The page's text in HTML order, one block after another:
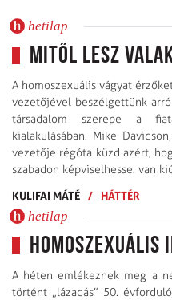
hetilap
Mitől lesz
A homoszexuális vágyat
vezetőjével beszélgettünk
társadalom szerepe a
kialakulásában. Mike
vezetője régóta küzd azért,
szabadon képviselhesse: van
KULIFAI MÁTÉ / HÁTTÉR
hetilap
A héten emlékeznek meg a
történt „lázadás” 50.